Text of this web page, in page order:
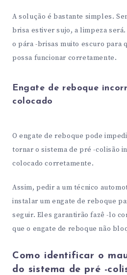
A solução é bastante simples.
brisa estiver sujo, a limpeza
o pára -brisas muito escuro para
possa funcionar corretamente.
Engate de reboque
colocado
O engate de reboque pode
tornar o sistema de pré -colisão
colocado corretamente.
Assim, pedir a um técnico
instalar um engate de reboque
seguir. Eles garantirão fazê -lo
que o engate de reboque não
Como identificar o
do sistema de pré -